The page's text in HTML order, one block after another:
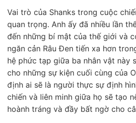
Vai trò của Shanks trong cuộc
quan trọng. Anh ấy đã nhiều lần
đến những bí mật của thế giới và
ngăn cản Râu Đen tiến xa hơn
hệ phức tạp giữa ba nhân vật này
cho những sự kiện cuối cùng của
định ai sẽ là người thực sự định
chiến và liên minh giữa họ sẽ tạo
hoành tráng và đầy bất ngờ cho